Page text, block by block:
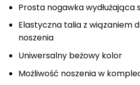
Prosta nogawka wydłużająca
Elastyczna talia z wiązaniem
noszenia
Uniwersalny beżowy kolor
Możliwość noszenia w